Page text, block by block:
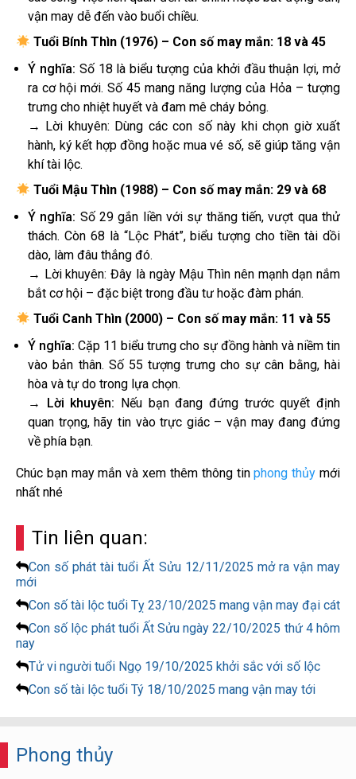
vận may dễ đến vào buổi chiều.
Tuổi Bính Thìn (1976) – Con số may mắn: 18 và 45
Ý nghĩa: Số 18 là biểu tượng của khởi đầu thuận lợi, mở
ra cơ hội mới. Số 45 mang năng lượng của Hỏa – tượng
trưng cho nhiệt huyết và đam mê cháy bỏng.
→ Lời khuyên: Dùng các con số này khi chọn giờ xuất
hành, ký kết hợp đồng hoặc mua vé số, sẽ giúp tăng vận
khí tài lộc.
Tuổi Mậu Thìn (1988) – Con số may mắn: 29 và 68
Ý nghĩa: Số 29 gắn liền với sự thăng tiến, vượt qua thử
thách. Còn 68 là “Lộc Phát”, biểu tượng cho tiền tài dồi
dào, làm đâu thắng đó.
→ Lời khuyên: Đây là ngày Mậu Thìn nên mạnh dạn nắm
bắt cơ hội – đặc biệt trong đầu tư hoặc đàm phán.
Tuổi Canh Thìn (2000) – Con số may mắn: 11 và 55
Ý nghĩa: Cặp 11 biểu trưng cho sự đồng hành và niềm tin
vào bản thân. Số 55 tượng trưng cho sự cân bằng, hài
hòa và tự do trong lựa chọn.
→ Lời khuyên: Nếu bạn đang đứng trước quyết định
quan trọng, hãy tin vào trực giác – vận may đang đứng
về phía bạn.
Chúc bạn may mắn và xem thêm thông tinphong thủy mới
nhất nhé
Tin liên quan:
Con số phát tài tuổi Ất Sửu 12/11/2025 mở ra vận may
mới
Con số tài lộc tuổi Tỵ 23/10/2025 mang vận may đại cát
Con số lộc phát tuổi Ất Sửu ngày 22/10/2025 thứ 4 hôm
nay
Tử vi người tuổi Ngọ 19/10/2025 khởi sắc với số lộc
Con số tài lộc tuổi Tý 18/10/2025 mang vận may tới
Phong thủy